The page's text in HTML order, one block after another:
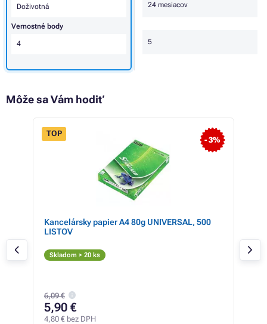
24 mesiacov
5
Doživotná
Vernostné body
4
Môže sa Vám hodiť
- 3%
TOP
Kancelársky papier A4 80g UNIVERSAL, 500
LISTOV
Skladom > 20 ks
6,09 €
5,90 €
4,80 € bez DPH